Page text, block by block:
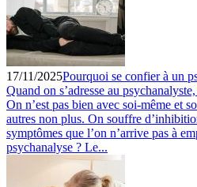
17/11/2025Pourquoi se confier à un
Quand on s’adresse au
On n’est pas bien avec soi-même et
autres non plus. On souffre
symptômes que l’on n’arrive pas à
psychanalyse ? Le...